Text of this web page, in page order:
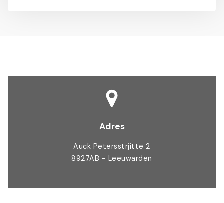
Adres
Auck Petersstrjitte 2
8927AB - Leeuwarden